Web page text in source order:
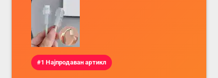
#1 Најпродаван артикл